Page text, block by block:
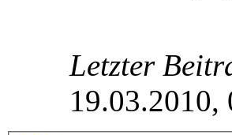
Letzter
19.03.2010,